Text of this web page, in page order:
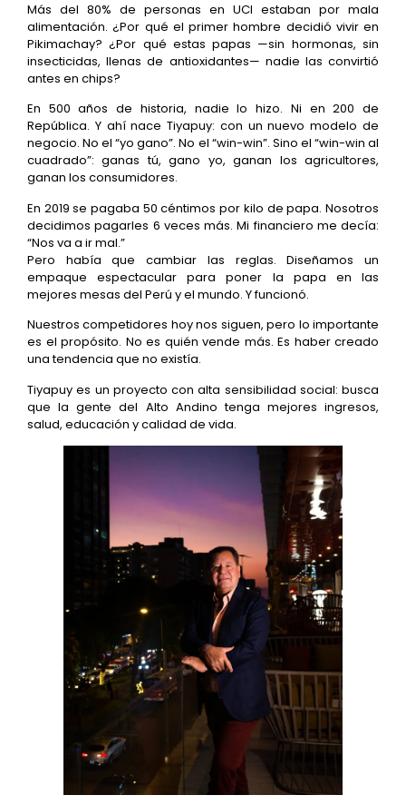
Más del 80% de personas en UCI estaban por mala
alimentación. ¿Por qué el primer hombre decidió vivir en
Pikimachay? ¿Por qué estas papas —sin hormonas, sin
insecticidas, llenas de antioxidantes— nadie las convirtió
antes en chips?
En 500 años de historia, nadie lo hizo. Ni en 200 de
República. Y ahí nace Tiyapuy: con un nuevo modelo de
negocio. No el “yo gano”. No el “win-win”. Sino el “win-win al
cuadrado”: ganas tú, gano yo, ganan los agricultores,
ganan los consumidores.
En 2019 se pagaba 50 céntimos por kilo de papa. Nosotros
decidimos pagarles 6 veces más. Mi financiero me decía:
“Nos va a ir mal.”
Pero había que cambiar las reglas. Diseñamos un
empaque espectacular para poner la papa en las
mejores mesas del Perú y el mundo. Y funcionó.
Nuestros competidores hoy nos siguen, pero lo importante
es el propósito. No es quién vende más. Es haber creado
una tendencia que no existía.
Tiyapuy es un proyecto con alta sensibilidad social: busca
que la gente del Alto Andino tenga mejores ingresos,
salud, educación y calidad de vida.